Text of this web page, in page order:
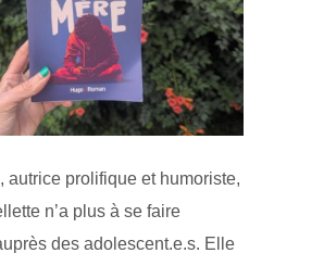
autrice prolifique et humoriste,
n’a plus à se faire
des adolescent.e.s. Elle